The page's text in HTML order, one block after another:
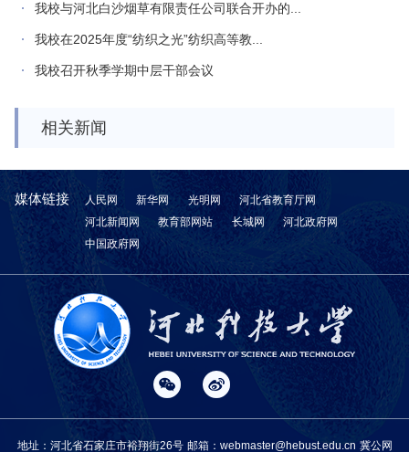
我校与河北白沙烟草有限责任公司联合开办的...
我校在2025年度“纺织之光”纺织高等教...
我校召开秋季学期中层干部会议
相关新闻
媒体链接 人民网 新华网 光明网
河北省教育厅网
河北新闻网
教育部网站 长城网
河北政府网
中国政府网
地址：河北省石家庄市裕翔街26号 邮箱：webmaster@hebust.edu.cn 冀公网